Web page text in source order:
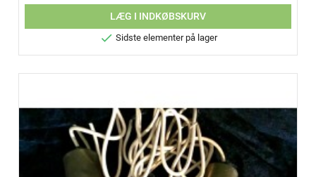
LÆG I INDKØBSKURV
 Sidste elementer på lager